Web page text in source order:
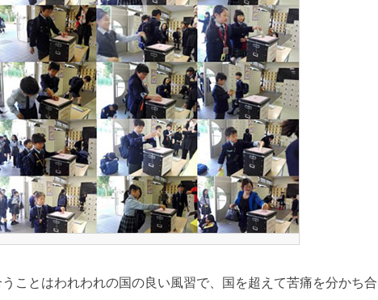
ことはわれわれの国の良い風習で、国を超えて苦痛を分かち合